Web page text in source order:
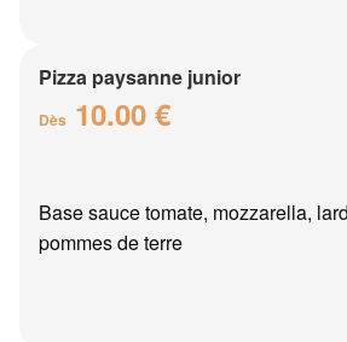
Pizza paysanne junior
Dès 10.00 €
Base sauce tomate, mozzarella,
pommes de terre